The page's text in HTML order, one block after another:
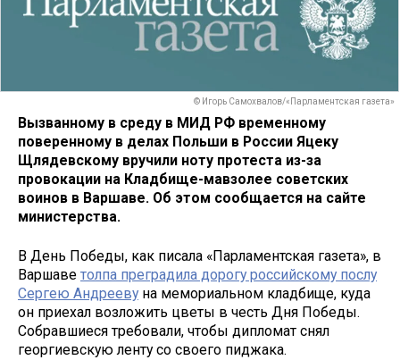
© Игорь Самохвалов/«Парламентская газета»
Вызванному в среду в МИД РФ временному
поверенному в делах Польши в России Яцеку
Щлядевскому вручили ноту протеста из-за
провокации на Кладбище-мавзолее советских
воинов в Варшаве. Об этом сообщается на сайте
министерства.
В День Победы, как писала «Парламентская газета», в
Варшаве толпа преградила дорогу российскому послу
Сергею Андрееву на мемориальном кладбище, куда
он приехал возложить цветы в честь Дня Победы.
Собравшиеся требовали, чтобы дипломат снял
георгиевскую ленту со своего пиджака.